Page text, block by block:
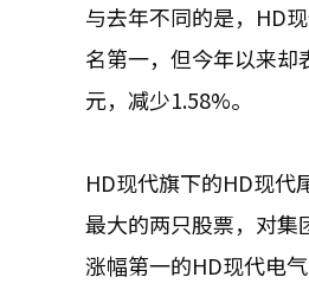
与去年不同的是，HD
名第一，但今年以来却
元，减少1.58%。
HD现代旗下的HD现代
最大的两只股票，对集
涨幅第一的HD现代电